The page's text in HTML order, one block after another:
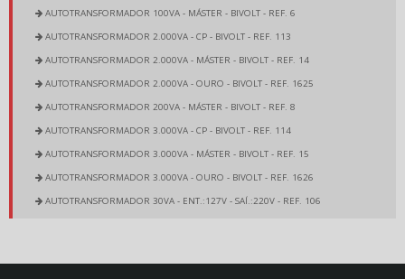
AUTOTRANSFORMADOR 100VA - MÁSTER - BIVOLT - REF. 6
AUTOTRANSFORMADOR 2.000VA - CP - BIVOLT - REF. 113
AUTOTRANSFORMADOR 2.000VA - MÁSTER - BIVOLT - REF. 14
AUTOTRANSFORMADOR 2.000VA - OURO - BIVOLT - REF. 1625
AUTOTRANSFORMADOR 200VA - MÁSTER - BIVOLT - REF. 8
AUTOTRANSFORMADOR 3.000VA - CP - BIVOLT - REF. 114
AUTOTRANSFORMADOR 3.000VA - MÁSTER - BIVOLT - REF. 15
AUTOTRANSFORMADOR 3.000VA - OURO - BIVOLT - REF. 1626
AUTOTRANSFORMADOR 30VA - ENT.:127V - SAÍ.:220V - REF. 106